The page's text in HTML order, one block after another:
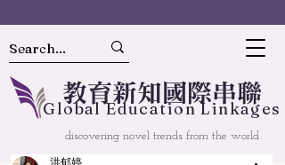
教育新知國 際串聯
GlobalEducation Linkages
discovering novel trends from the world
洪郁婷